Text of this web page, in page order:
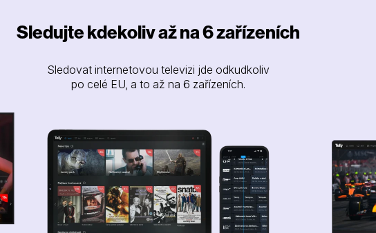
Sledujte kdekoliv až na 6 zařízeních
Sledovat internetovou televizi jde odkudkoliv
po celé EU, a to až na 6 zařízeních.